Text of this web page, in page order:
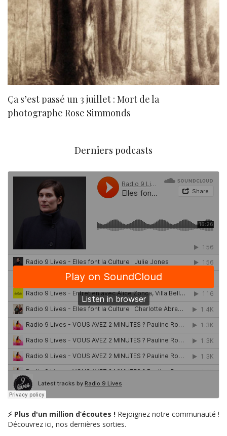
Ça s’est passé un 3 juillet : Mort de la
photographe Rose Simmonds
Derniers podcasts
⚡ Plus d'un million d’écoutes ! Rejoignez notre communauté !
Découvrez ici, nos dernières sorties.